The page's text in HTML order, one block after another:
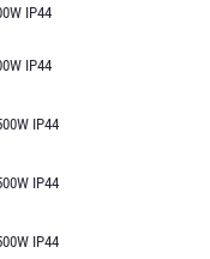
IP44
IP44
IP44
IP44
IP44